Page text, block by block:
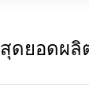
สุดยอดผ